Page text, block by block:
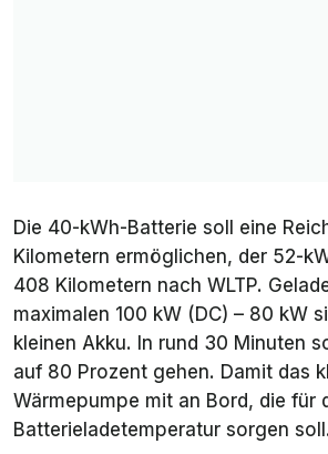
Die 40-kWh-Batterie soll eine
Kilometern ermöglichen, der 52-
408 Kilometern nach WLTP.
maximalen 100 kW (DC) – 80 kW
kleinen Akku. In rund 30 Minuten
auf 80 Prozent gehen. Damit das
Wärmepumpe mit an Bord, die für
Batterieladetemperatur sorgen